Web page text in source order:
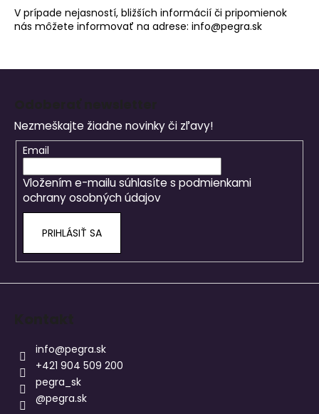
V prípade nejasností, bližších informácií či pripomienok
nás môžete informovať na adrese: info@pegra.sk
Nezmeškajte žiadne novinky či zľavy!
Email
Vložením e-mailu súhlasíte s podmienkami
ochrany osobných údajov
PRIHLÁSIŤ SA
info@pegra.sk
+421 904 509 200
pegra_sk
@pegra.sk